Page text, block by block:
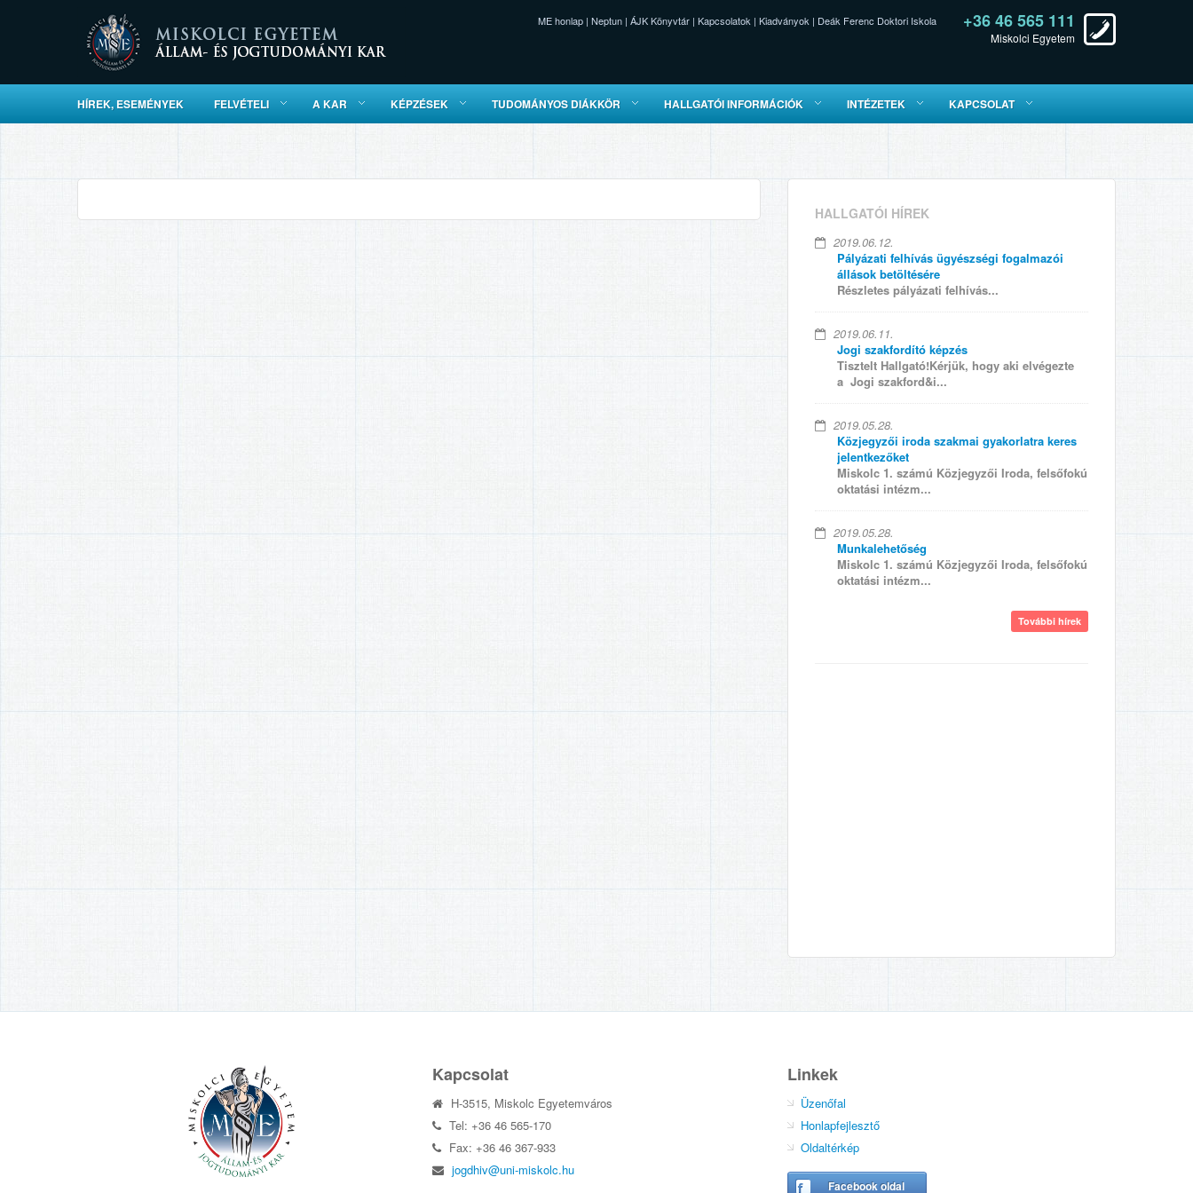
+36 46 565 111
Miskolci Egyetem
ME honlap | Neptun | ÁJK Könyvtár | Kapcsolatok | Kiadványok | Deák Ferenc Doktori Iskola
HÍREK, ESEMÉNYEK FELVÉTELI A KAR KÉPZÉSEK TUDOMÁNYOS DIÁKKÖR HALLGATÓI INFORMÁCIÓK INTÉZETEK KAPCSOLAT
HALLGATÓI HÍREK
2019.06.12.
Pályázati felhívás ügyészségi fogalmazói
állások betöltésére
Részletes pályázati felhívás...
2019.06.11.
Jogi szakfordító képzés
Tisztelt Hallgató!Kérjük, hogy aki elvégezte
a Jogi szakford&i...
2019.05.28.
Közjegyzői iroda szakmai gyakorlatra keres
jelentkezőket
Miskolc 1. számú Közjegyzői Iroda, felsőfokú
oktatási intézm...
2019.05.28.
Munkalehetőség
Miskolc 1. számú Közjegyzői Iroda, felsőfokú
oktatási intézm...
További hírek
Kapcsolat
H-3515, Miskolc Egyetemváros
Tel: +36 46 565-170
Fax: +36 46 367-933
jogdhiv@uni-miskolc.hu
Linkek
Üzenőfal
Honlapfejlesztő
Oldaltérkép
Facebook oldal